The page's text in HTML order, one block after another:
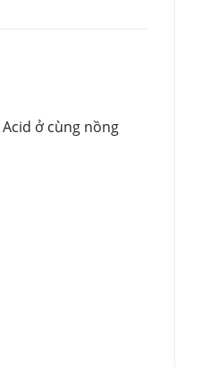
ở cùng nồng